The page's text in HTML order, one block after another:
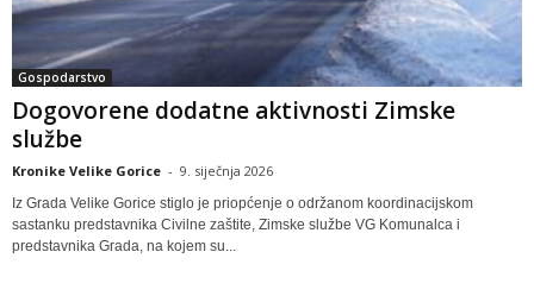
Gospodarstvo
Dogovorene dodatne aktivnosti Zimske
službe
Kronike Velike Gorice - 9. siječnja 2026
Iz Grada Velike Gorice stiglo je priopćenje o održanom koordinacijskom
sastanku predstavnika Civilne zaštite, Zimske službe VG Komunalca i
predstavnika Grada, na kojem su...